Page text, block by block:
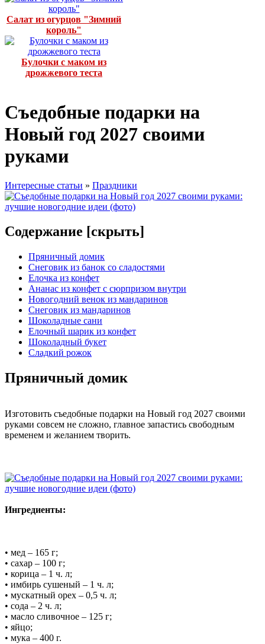
Салат из огурцов "Зимний
король"
Булочки с маком из
дрожжевого теста
Съедобные подарки на
Новый год 2027 своими
руками
Интересные статьи » Праздники
Содержание [скрыть]
Пряничный домик
Снеговик из банок со сладостями
Елочка из конфет
Ананас из конфет с сюрпризом внутри
Новогодний венок из мандаринов
Снеговик из мандаринов
Шоколадные сани
Елочный шарик из конфет
Шоколадный букет
Сладкий рожок
Пряничный домик
Изготовить съедобные подарки на Новый год 2027 своими
руками совсем не сложно, главное запастись свободным
временем и желанием творить.
Ингредиенты:
• мед – 165 г;
• сахар – 100 г;
• корица – 1 ч. л;
• имбирь сушеный – 1 ч. л;
• мускатный орех – 0,5 ч. л;
• сода – 2 ч. л;
• масло сливочное – 125 г;
• яйцо;
• мука – 400 г.